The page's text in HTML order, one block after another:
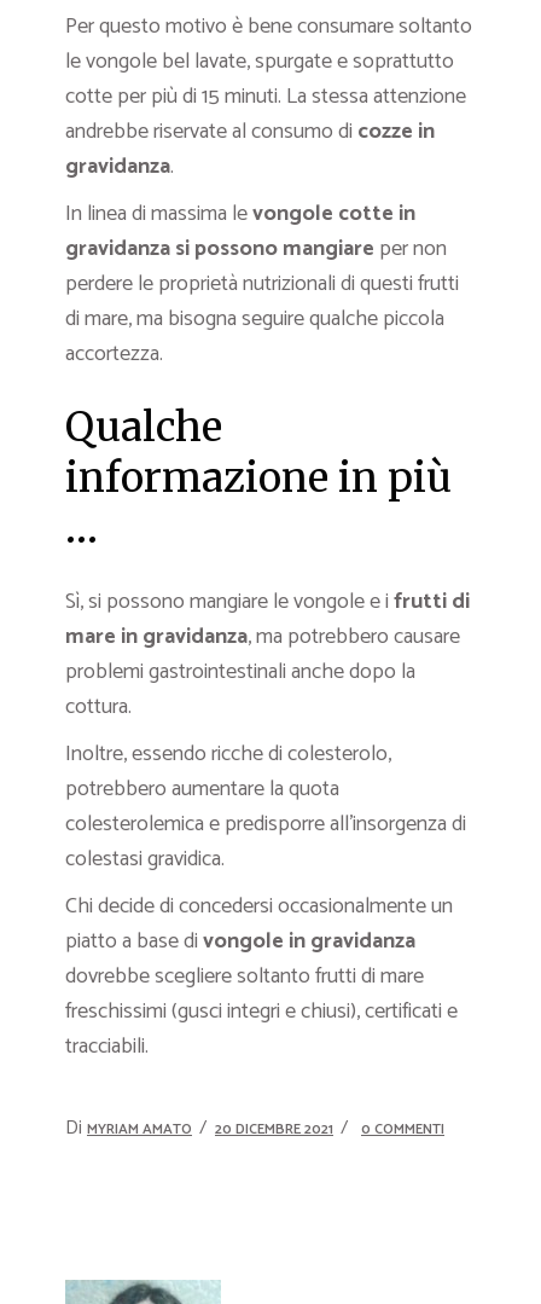
Per questo motivo è bene consumare soltanto
le vongole bel lavate, spurgate e soprattutto
cotte per più di 15 minuti. La stessa attenzione
andrebbe riservate al consumo di cozze in
gravidanza.
In linea di massima levongole cotte in
gravidanza si possono mangiare per non
perdere le proprietà nutrizionali di questi frutti
di mare, ma bisogna seguire qualche piccola
accortezza.
Qualche
informazione in più
…
Sì, si possono mangiare le vongole e ifrutti di
mare in gravidanza, ma potrebbero causare
problemi gastrointestinali anche dopo la
cottura.
Inoltre, essendo ricche di colesterolo,
potrebbero aumentare la quota
colesterolemica e predisporre all’insorgenza di
colestasi gravidica.
Chi decide di concedersi occasionalmente un
piatto a base divongole in gravidanza
dovrebbe scegliere soltanto frutti di mare
freschissimi (gusci integri e chiusi), certificati e
tracciabili.
Di MYRIAM AMATO 20 DICEMBRE 2021 0 COMMENTI